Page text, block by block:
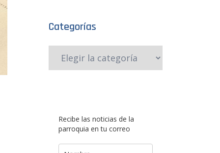
Categorías
Recibe las noticias de la
parroquia en tu correo